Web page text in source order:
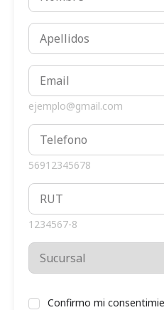
ejemplo@gmail.com
56912345678
1234567-8
Confirmo mi